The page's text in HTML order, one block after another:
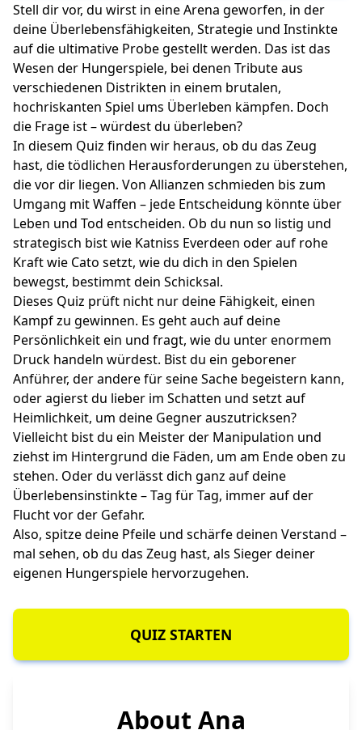
Stell dir vor, du wirst in eine Arena geworfen, in der
deine Überlebensfähigkeiten, Strategie und Instinkte
auf die ultimative Probe gestellt werden. Das ist das
Wesen der Hungerspiele, bei denen Tribute aus
verschiedenen Distrikten in einem brutalen,
hochriskanten Spiel ums Überleben kämpfen. Doch
die Frage ist – würdest du überleben?
In diesem Quiz finden wir heraus, ob du das Zeug
hast, die tödlichen Herausforderungen zu überstehen,
die vor dir liegen. Von Allianzen schmieden bis zum
Umgang mit Waffen – jede Entscheidung könnte über
Leben und Tod entscheiden. Ob du nun so listig und
strategisch bist wie Katniss Everdeen oder auf rohe
Kraft wie Cato setzt, wie du dich in den Spielen
bewegst, bestimmt dein Schicksal.
Dieses Quiz prüft nicht nur deine Fähigkeit, einen
Kampf zu gewinnen. Es geht auch auf deine
Persönlichkeit ein und fragt, wie du unter enormem
Druck handeln würdest. Bist du ein geborener
Anführer, der andere für seine Sache begeistern kann,
oder agierst du lieber im Schatten und setzt auf
Heimlichkeit, um deine Gegner auszutricksen?
Vielleicht bist du ein Meister der Manipulation und
ziehst im Hintergrund die Fäden, um am Ende oben zu
stehen. Oder du verlässt dich ganz auf deine
Überlebensinstinkte – Tag für Tag, immer auf der
Flucht vor der Gefahr.
Also, spitze deine Pfeile und schärfe deinen Verstand –
mal sehen, ob du das Zeug hast, als Sieger deiner
eigenen Hungerspiele hervorzugehen.
QUIZ STARTEN
About Ana